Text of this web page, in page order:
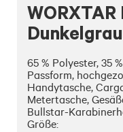
65 % Polyester, 35
Passform,
Handytasche,
Metertasche,
Bullstar-
Größe: